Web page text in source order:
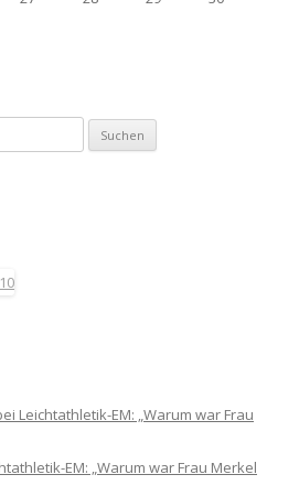
Leichtathletik-EM: „Warum war Frau
EM: „Warum war Frau Merkel